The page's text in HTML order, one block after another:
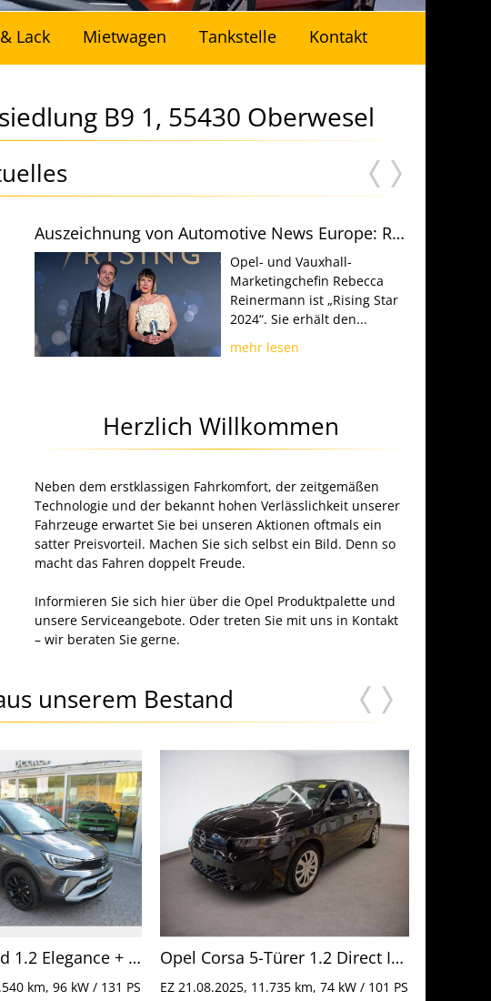
Lack Mietwagen Tankstelle Kontakt
B9 1, 55430 Oberwesel
Auszeichnung von Automotive News Europe: Rebecca Reinermann ist „Rising Star 2024“
Opel- und Vauxhall-
Marketingchefin Rebecca
Reinermann ist „Rising Star
2024“. Sie erhält den...
mehr lesen
Herzlich Willkommen
Neben dem erstklassigen Fahrkomfort, der zeitgemäßen
Technologie und der bekannt hohen Verlässlichkeit unserer
Fahrzeuge erwartet Sie bei unseren Aktionen oftmals ein
satter Preisvorteil. Machen Sie sich selbst ein Bild. Denn so
macht das Fahren doppelt Freude.
Informieren Sie sich hier über die Opel Produktpalette und
unsere Serviceangebote. Oder treten Sie mit uns in Kontakt
– wir beraten Sie gerne.
unserem Bestand
Opel Crossland 1.2 Elegance + AHK,Kamera,Winterräder,
km, 96 kW / 131 PS
Opel Corsa 5-Türer 1.2 Direct Injection Turbo Edition
EZ 21.08.2025, 11.735 km, 74 kW / 101 PS